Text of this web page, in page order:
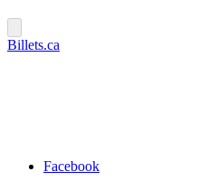
Billets.ca
Facebook